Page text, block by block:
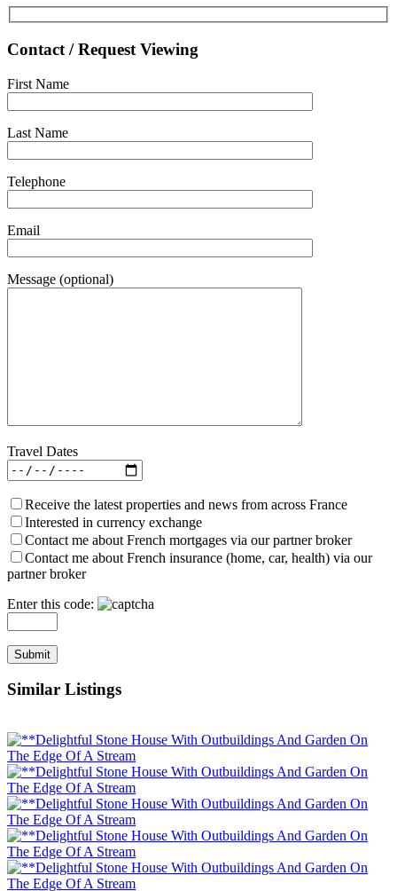
Contact / Request Viewing
First Name
Last Name
Telephone
Email
Message (optional)
Travel Dates
Receive the latest properties and news from across France
Interested in currency exchange
Contact me about French mortgages via our partner broker
Contact me about French insurance (home, car, health) via our
partner broker
Enter this code:
Similar Listings